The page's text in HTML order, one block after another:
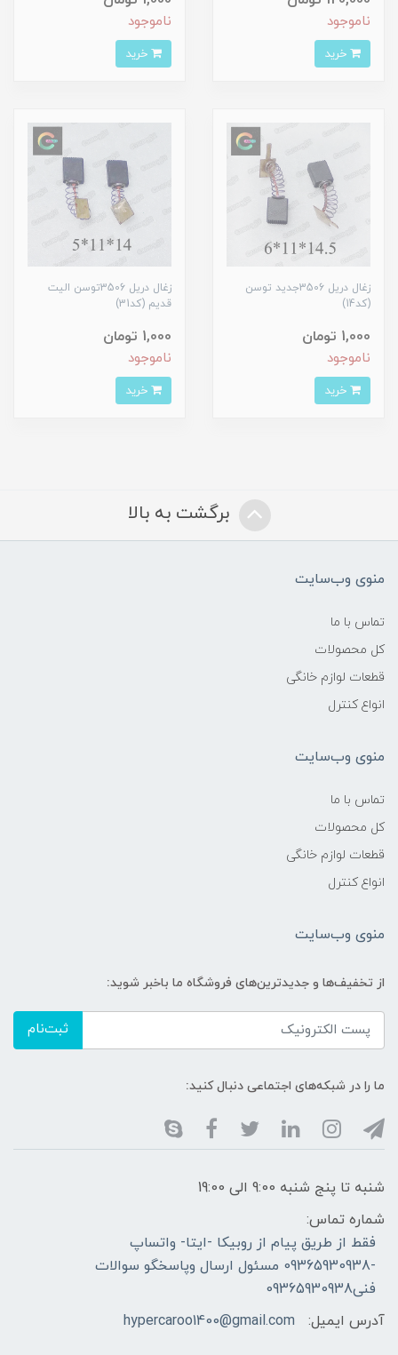
ناموجود ناموجود
زغال دریل 3506جدید توسن
(کد14)
1,000 تومان
ناموجود
زغال دریل 3506توسن الیت
قدیم (کد31)
1,000 تومان
ناموجود
برگشت به بالا
منوی وب‌سایت
تماس با ما
کل محصولات
قطعات لوازم خانگی
انواع کنترل
منوی وب‌سایت
تماس با ما
کل محصولات
قطعات لوازم خانگی
انواع کنترل
منوی وب‌سایت
از تخفیف‌ها و جدیدترین‌های فروشگاه ما باخبر شوید:
ثبت‌نام
ما را در شبکه‌های اجتماعی دنبال کنید:
شنبه تا پنج شنبه 9:00 الی 19:00
شماره تماس:
فقط از طریق پیام از روبیکا -ایتا- واتساپ
-09365930938 مسئول ارسال وپاسخگو سوالات
فنی09365930938
آدرس ایمیل:
hypercaroo1400@gmail.com